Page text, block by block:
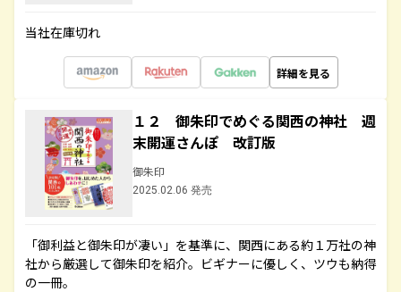
当社在庫切れ
詳細を見る
１２ 御朱印でめぐる関西の神社 週
末開運さんぽ 改訂版
御朱印
2025.02.06 発売
「御利益と御朱印が凄い」を基準に、関西にある約１万社の神
社から厳選して御朱印を紹介。ビギナーに優しく、ツウも納得
の一冊。